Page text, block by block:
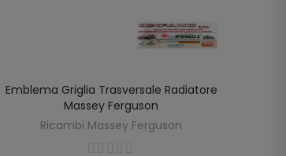
AGGIUNGI AL CARRELLO
Emblema Griglia Trasversale Radiatore
Massey Ferguson
Ricambi Massey Ferguson